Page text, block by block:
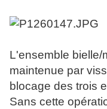
L'ensemble bielle/
maintenue par
blocage des trois
Sans cette